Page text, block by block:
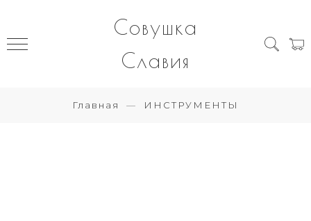
Совушка
Славия
Главная ИНСТРУМЕНТЫ